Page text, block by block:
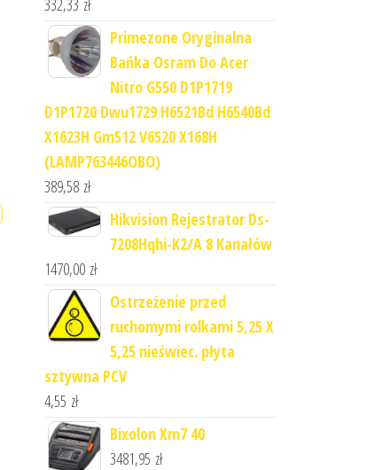
332,33 zł
Primezone Oryginalna
Bańka Osram Do Acer
Nitro G550 D1P1719
D1P1720 Dwu1729 H6521Bd H6540Bd
X1623H Gm512 V6520 X168H
(LAMP763446OBO)
389,58 zł
Hikvision Rejestrator Ds-
7208Hqhi-K2/A 8 Kanałów
1470,00 zł
Ostrzeżenie przed
ruchomymi rolkami 5,25 X
5,25 nieświec. płyta
sztywna PCV
4,55 zł
Bixolon Xm7 40
3481,95 zł